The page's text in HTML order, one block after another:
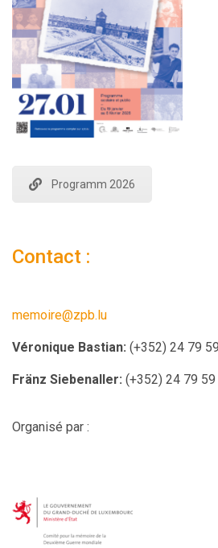
Programm 2026
Contact :
memoire@zpb.lu
Véronique Bastian: (+352) 24 79
Fränz Siebenaller: (+352) 24 79 59
Organisé par :